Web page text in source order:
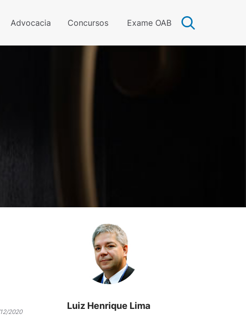
Advocacia Concursos Exame OAB
2020
Luiz Henrique Lima